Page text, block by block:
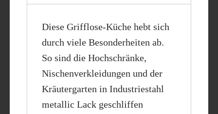
Diese Grifflose-Küche hebt sich
durch viele Besonderheiten ab.
So sind die Hochschränke,
Nischenverkleidungen und der
Kräutergarten in Industriestahl
metallic Lack geschliffen